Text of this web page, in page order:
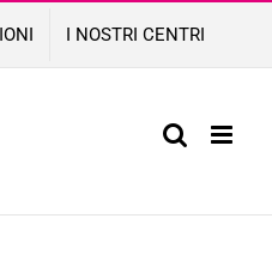
I NOSTRI CENTRI